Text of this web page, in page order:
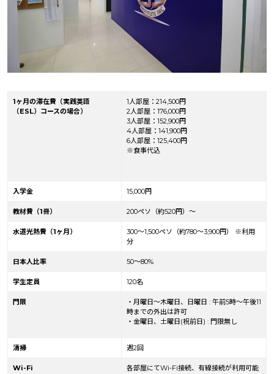
1ヶ月の滞在費（実践英語
（ESL）コースの場合）
1人部屋：214,500円
2人部屋：176,000円
3人部屋：152,900円
4人部屋：141,900円
6人部屋：125,400円
※食事代込
入学金 15,000円
教材費（1冊） 200ペソ（約520円）～
水道光熱費（1ヶ月） 300～1,500ペソ（約780〜3,900円） ※利用
分
日本人比率 50～80%
学生定員 120名
門限
・月曜日〜木曜日、日曜日 : 午前5時〜午後11
時までの外出は許可
・金曜日、土曜日(祝前日) : 門限無し
清掃 週2回
Wi-Fi 各部屋にてWi-Fi接続、有線接続が利用可能